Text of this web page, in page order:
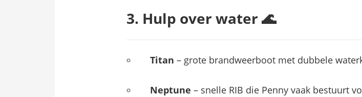
3. Hulp over water 🌊
Titan – grote brandweerboot met dubbele
Neptune – snelle RIB die Penny vaak bestuurt